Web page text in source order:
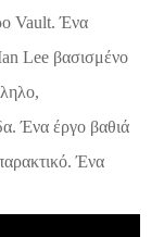
Vault. Ένα
Lee βασισμένο
Ένα έργο βαθιά
Ένα